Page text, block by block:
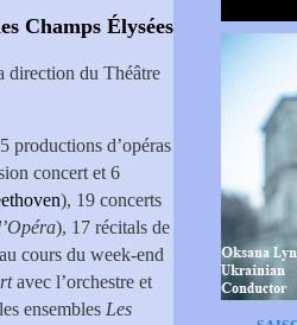
Champs Élysées
direction du Théâtre
productions d’opéras
concert et 6
), 19 concerts
), 17 récitals de
cours du week-end
avec l’orchestre et
ensembles Les